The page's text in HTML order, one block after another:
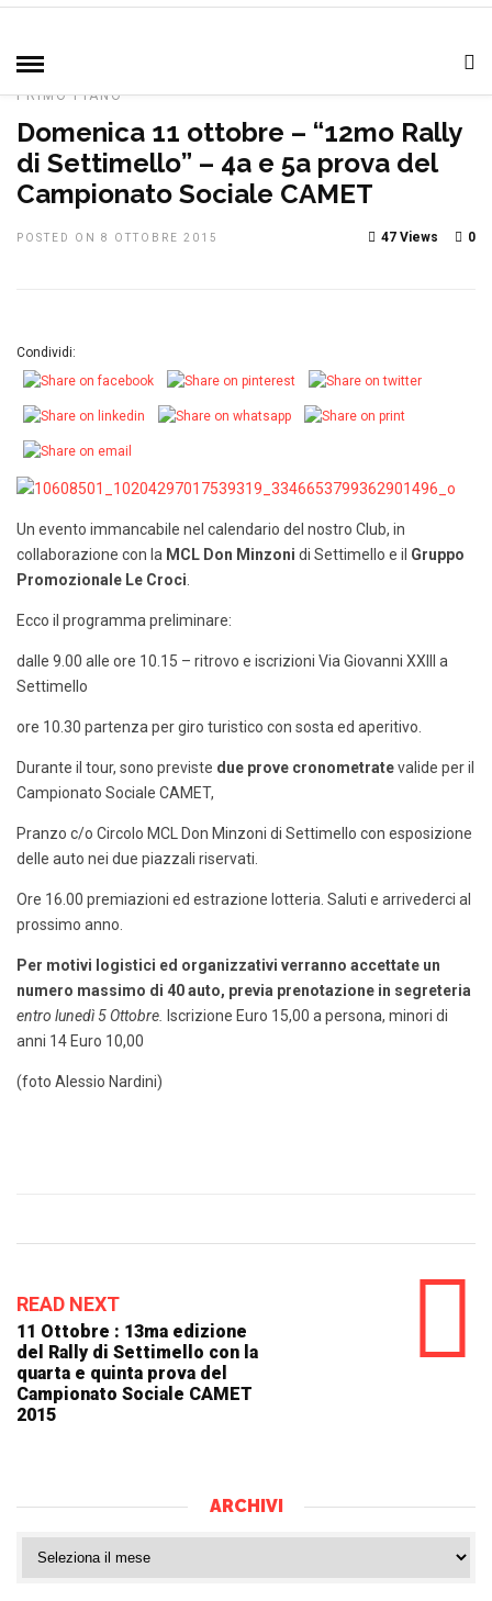
MANIFESTAZIONI
PRIMO PIANO
Domenica 11 ottobre – “12mo Rally
di Settimello” – 4a e 5a prova del
Campionato Sociale CAMET
POSTED ON 8 OTTOBRE 2015 0
47 Views
Condividi:
Un evento immancabile nel calendario del nostro Club, in
collaborazione con la MCL Don Minzoni di Settimello e il Gruppo
Promozionale Le Croci
Ecco il programma preliminare:
dalle 9.00 alle ore 10.15 – ritrovo e iscrizioni Via Giovanni XXIII a
Settimello
ore 10.30 partenza per giro turistico con sosta ed aperitivo.
Durante il tour, sono previste due prove cronometratevalide per il
Campionato Sociale CAMET,
Pranzo c/o Circolo MCL Don Minzoni di Settimello con esposizione
delle auto nei due piazzali riservati.
Ore 16.00 premiazioni ed estrazione lotteria. Saluti e arrivederci al
prossimo anno.
Per motivi logistici ed organizzativi verranno accettate un
numero massimo di 40 auto, previa prenotazione in segreteria
entro lunedì 5 Ottobre.
Iscrizione Euro 15,00 a persona, minori di
anni 14 Euro 10,00
(foto Alessio Nardini)
READ NEXT
11 Ottobre : 13ma edizione
del Rally di Settimello con la
quarta e quinta prova del
Campionato Sociale CAMET
2015
ARCHIVI